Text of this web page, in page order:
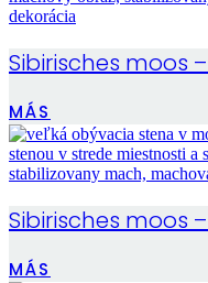
Sibirisches moos
MÁS
Sibirisches moos
MÁS